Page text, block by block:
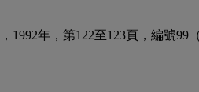
1992年，第122至123頁，編號99